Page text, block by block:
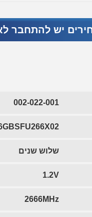
יש להתחבר
002-022-001
שלוש שנים
1.2V
2666MHz